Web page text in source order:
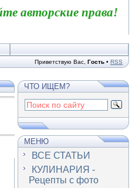
авторские права!
Приветствую Вас Гость • RSS
ЧТО ИЩЕМ?
МЕНЮ
ВСЕ СТАТЬИ
КУЛИНАРИЯ -
Рецепты с фото